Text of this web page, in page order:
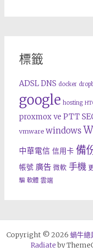
標籤
ADSL DNS docker
google hosting
proxmox ve PTT
vmware windows
中華電信 信用卡 備
帳號 廣告 微軟 手機
騙 軟體 雲端
Copyright © 2026 蝸牛總
Radiateby